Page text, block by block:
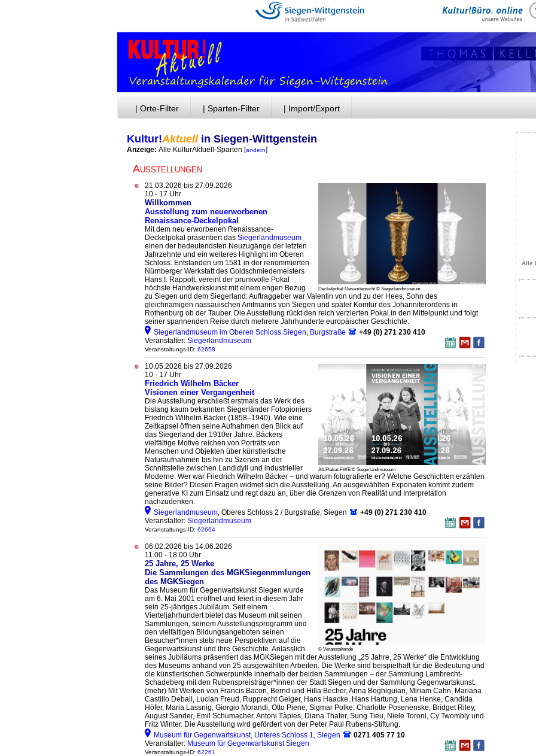
Atelier-Schatzsuche
| Orte-Filter | Sparten-Filter | Import/Export
Kultur!Aktuellin Siegen-Wittgenstein
Anzeige: Alle KulturAktuell-Sparten [ändern]
Ausstellungen
Deckelpokal Gesamtansicht © Siegerlandmuseum
21.03.2026 bis 27.09.2026
10 - 17 Uhr
Willkommen
Ausstellung zum neuerworbenen
Renaissance-Deckelpokal
Mit dem neu erworbenen Renaissance-
Deckelpokal präsentiert das Siegerlandmuseum
einen der bedeutendsten Neuzugänge der letzten
Jahrzehnte und ein weiteres Highlight im Oberen
Schloss. Entstanden um 1581 in der renommierten
Nürnberger Werkstatt des Goldschmiedemeisters
Hans I. Rappolt, vereint der prunkvolle Pokal
höchste Handwerkskunst mit einem engen Bezug
zu Siegen und dem Siegerland: Auftraggeber war Valentin von und zu der Hees, Sohn des
gleichnamigen nassauischen Amtmanns von Siegen und später Komtur des Johanniterordens in
Rothenburg ob der Tauber. Die Ausstellung rückt den reich verzierten Pokal in den Mittelpunkt und folgt
seiner spannenden Reise durch mehrere Jahrhunderte europäischer Geschichte.
Siegerlandmuseum im Oberen Schloss Siegen, Burgstraße
+49 (0) 271 230 410
Veranstalter: Siegerlandmuseum
Veranstaltungs-ID: 62658
A4-Plakat-FWB © Siegerlandmuseum
10.05.2026 bis 27.09.2026
10 - 17 Uhr
Friedrich Wilhelm Bäcker
Visionen einer Vergangenheit
Die Ausstellung erschließt erstmals das Werk des
bislang kaum bekannten Siegerländer Fotopioniers
Friedrich Wilhelm Bäcker (1858–1940). Wie eine
Zeitkapsel öffnen seine Aufnahmen den Blick auf
das Siegerland der 1910er Jahre. Bäckers
vielfältige Motive reichen von Porträts von
Menschen und Objekten über künstlerische
Naturaufnahmen bis hin zu Szenen an der
Schnittstelle zwischen Landidyll und industrieller
Moderne. Wer war Friedrich Wilhelm Bäcker – und warum fotografierte er? Welche Geschichten erzählen
seine Bilder? Diesen Fragen widmet sich die Ausstellung. An ausgewählten Exponaten kommt zudem
generative KI zum Einsatz und regt dazu an, über die Grenzen von Realität und Interpretation
nachzudenken.
Siegerlandmuseum, Oberes Schloss 2 / Burgstraße, Siegen
+49 (0) 271 230 410
Veranstalter: Siegerlandmuseum
Veranstaltungs-ID: 62664
© Veranstaltende
06.02.2026 bis 14.06.2026
11.00 - 18.00 Uhr
25 Jahre, 25 Werke
Die Sammlungen des MGKSiegenmmlungen
des MGKSiegen
Das Museum für Gegenwartskunst Siegen wurde
am 6. Mai 2001 eröffnet und feiert in diesem Jahr
sein 25-jähriges Jubiläum. Seit einem
Vierteljahrhundert bietet das Museum mit seinen
Sammlungen, seinem Ausstellungsprogramm und
den vielfältigen Bildungsangeboten seinen
Besucher*innen stets neue Perspektiven auf die
Gegenwartskunst und ihre Geschichte. Anlässlich
seines Jubiläums präsentiert das MGKSiegen mit der Ausstellung „25 Jahre, 25 Werke“ die Entwicklung
des Museums anhand von 25 ausgewählten Arbeiten. Die Werke sind beispielhaft für die Bedeutung und
die künstlerischen Schwerpunkte innerhalb der beiden Sammlungen – der Sammlung Lambrecht-
Schadeberg mit den Rubenspreisträger*innen der Stadt Siegen und der Sammlung Gegenwartskunst.
(mehr) Mit Werken von Francis Bacon, Bernd und Hilla Becher, Anna Boghiguian, Miriam Cahn, Mariana
Castillo Deball, Lucian Freud, Rupprecht Geiger, Hans Haacke, Hans Hartung, Lena Henke, Candida
Höfer, Maria Lassnig, Giorgio Morandi, Otto Piene, Sigmar Polke, Charlotte Posenenske, Bridget Riley,
August Sander, Emil Schumacher, Antoni Tàpies, Diana Thater, Sung Tieu, Niele Toroni, Cy Twombly und
Fritz Winter. Die Ausstellung wird gefördert von der Peter Paul Rubens-Stiftung.
Museum für Gegenwartskunst, Unteres Schloss 1, Siegen
0271 405 77 10
Veranstalter: Museum für Gegenwartskunst Siegen
Veranstaltungs-ID: 62261
Alle